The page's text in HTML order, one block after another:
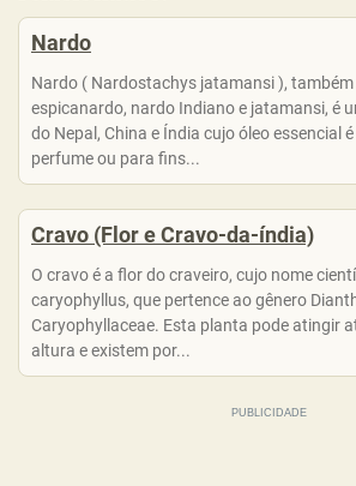
Nardo
Nardo ( Nardostachys jatamansi ),
espicanardo, nardo Indiano e jatamansi, é
do Nepal, China e Índia cujo óleo essencial
perfume ou para fins...
Cravo (Flor e Cravo-da-índia)
O cravo é a flor do craveiro, cujo nome
caryophyllus, que pertence ao gênero
Caryophyllaceae. Esta planta pode atingir
altura e existem por...